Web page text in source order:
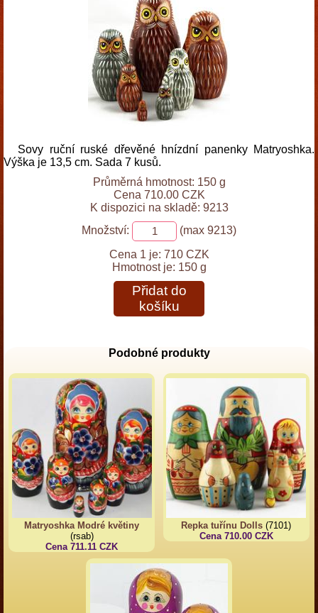
Sovy ruční ruské dřevěné hnízdní panenky Matryoshka.
Výška je 13,5 cm. Sada 7 kusů.
Průměrná hmotnost: 150 g
Cena 710.00 CZK
K dispozici na skladě: 9213
Množství:
(max 9213)
Cena 1 je: 710 CZK
Hmotnost je: 150 g
Přidat do
košíku
Podobné produkty
Matryoshka Modré květiny
(rsab)
Cena 711.11 CZK
Repka tuřínu Dolls (7101)
Cena 710.00 CZK